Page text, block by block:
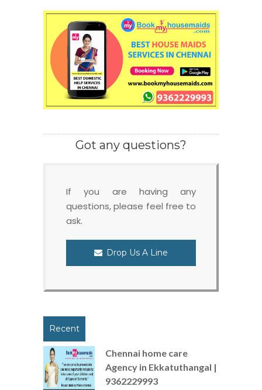
Got any questions?
If you are having any
questions, please feel free to
ask.
Drop Us A Line
Recent
Chennai home care
Agency in Ekkatuthangal |
9362229993